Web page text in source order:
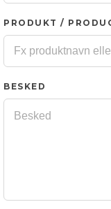
PRODUKT /
BESKED